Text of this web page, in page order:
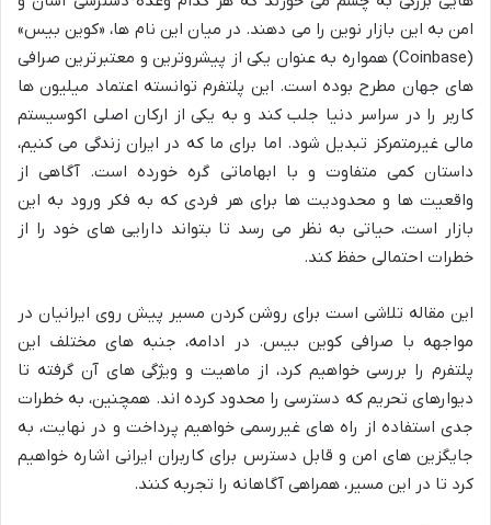
امن به این بازار نوین را می دهند. در میان این نام ها، «کوین بیس»
(Coinbase) همواره به عنوان یکی از پیشروترین و معتبرترین صرافی
های جهان مطرح بوده است. این پلتفرم توانسته اعتماد میلیون ها
کاربر را در سراسر دنیا جلب کند و به یکی از ارکان اصلی اکوسیستم
مالی غیرمتمرکز تبدیل شود. اما برای ما که در ایران زندگی می کنیم،
داستان کمی متفاوت و با ابهاماتی گره خورده است. آگاهی از
واقعیت ها و محدودیت ها برای هر فردی که به فکر ورود به این
بازار است، حیاتی به نظر می رسد تا بتواند دارایی های خود را از
خطرات احتمالی حفظ کند.
این مقاله تلاشی است برای روشن کردن مسیر پیش روی ایرانیان در
مواجهه با صرافی کوین بیس. در ادامه، جنبه های مختلف این
پلتفرم را بررسی خواهیم کرد، از ماهیت و ویژگی های آن گرفته تا
دیوارهای تحریم که دسترسی را محدود کرده اند. همچنین، به خطرات
جدی استفاده از راه های غیررسمی خواهیم پرداخت و در نهایت، به
جایگزین های امن و قابل دسترس برای کاربران ایرانی اشاره خواهیم
کرد تا در این مسیر، همراهی آگاهانه را تجربه کنند.